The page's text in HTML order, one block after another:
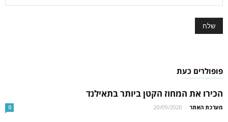
פופולרים כעת
הכירו את המחוז הקטן ביותר בתאילנד
מערכת האתר -
20/09/2020
0